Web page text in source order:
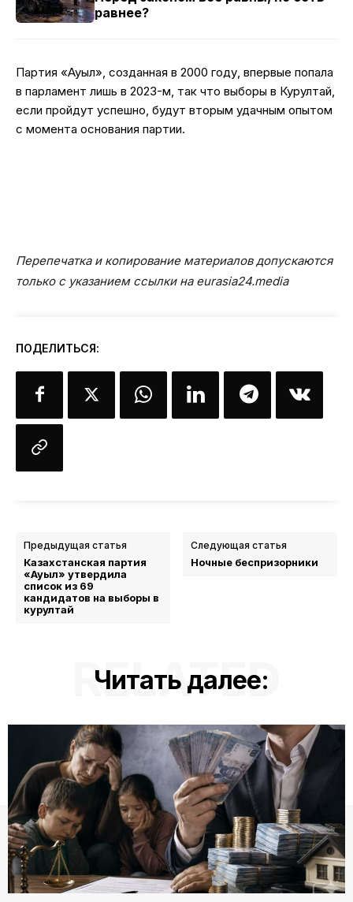
равнее?
Партия «Ауыл», созданная в 2000 году, впервые попала
в парламент лишь в 2023-м, так что выборы в Курултай,
если пройдут успешно, будут вторым удачным опытом
с момента основания партии.
Перепечатка и копирование материалов допускаются
только с указанием ссылки на eurasia24.media
ПОДЕЛИТЬСЯ:
Предыдущая статья
Казахстанская партия
«Ауыл» утвердила
список из 69
кандидатов на выборы в
курултай
Следующая статья
Ночные беспризорники
Читать далее:
RELATED